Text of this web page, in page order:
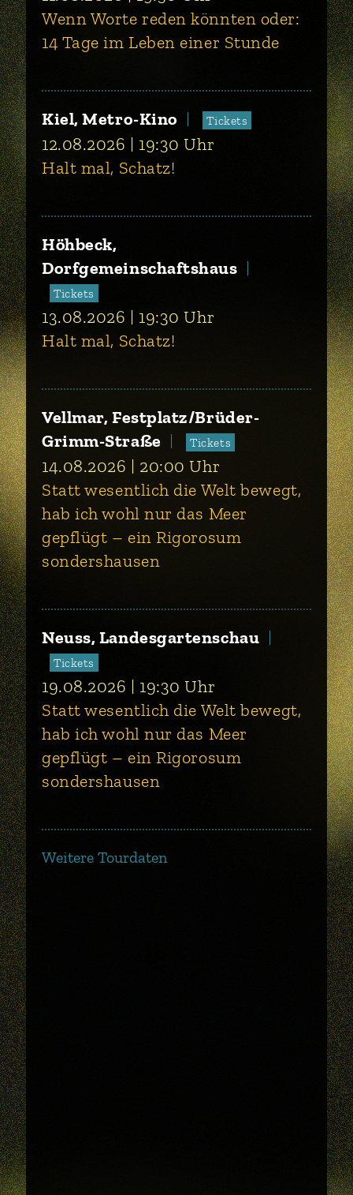
Wenn Worte reden könnten oder:
14 Tage im Leben einer Stunde
Kiel, Metro-Kino Tickets
12.08.2026 19:30 Uhr
Halt mal, Schatz!
Höhbeck,
Dorfgemeinschaftshaus
Tickets
13.08.2026 19:30 Uhr
Halt mal, Schatz!
Vellmar, Festplatz/Brüder-
Grimm-Straße
Tickets
14.08.2026 20:00 Uhr
Statt wesentlich die Welt bewegt,
hab ich wohl nur das Meer
gepflügt – ein Rigorosum
sondershausen
Neuss, Landesgartenschau
Tickets
19.08.2026 19:30 Uhr
Statt wesentlich die Welt bewegt,
hab ich wohl nur das Meer
gepflügt – ein Rigorosum
sondershausen
Weitere Tourdaten